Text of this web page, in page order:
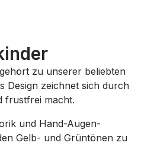
zu unserer beliebten
Design zeichnet sich durch
frustfrei macht.
und Hand-Augen-
Gelb- und Grüntönen zu